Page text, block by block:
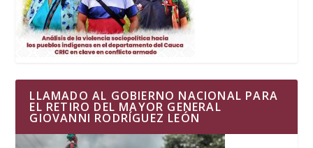
LLAMADO AL GOBIERNO NACIONAL PARA
EL RETIRO DEL MAYOR GENERAL
GIOVANNI RODRÍGUEZ LEÓN